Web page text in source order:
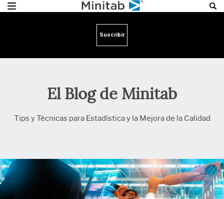
Suscribir
El Blog de Minitab
Tips y Técnicas para Estadística y la Mejora de la Calidad